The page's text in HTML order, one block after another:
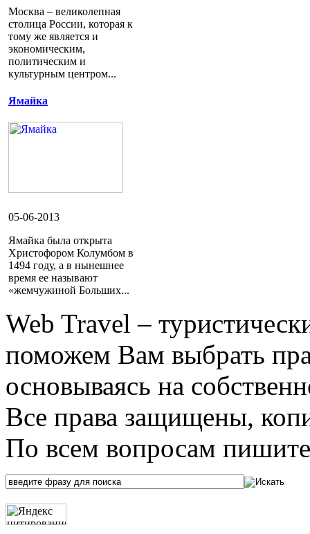
Москва – великолепная
столица России, которая к
тому же является и
экономическим,
политическим и
культурным центром...
Ямайка
05-06-2013
Ямайка была открыта
Христофором Колумбом в
1494 году, а в нынешнее
время ее называют
«жемчужиной Больших...
Web Travel –
поможем Вам выбрать
основываясь на
Все права защищены,
По всем вопросам